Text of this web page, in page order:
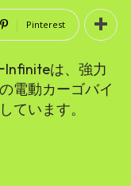
Pinterest
Infiniteは、強力
電動カーゴバイ
ています。